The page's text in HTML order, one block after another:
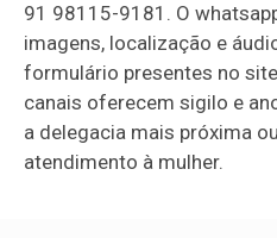
91 98115-9181. O
imagens, localização e
formulário presentes no
canais oferecem sigilo e
a delegacia mais próxima
atendimento à mulher.